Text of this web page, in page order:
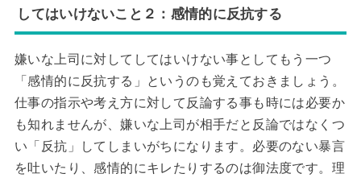
してはいけないこと２：感情的に反抗する
嫌いな上司に対してしてはいけない事としてもう一つ
「感情的に反抗する」というのも覚えておきましょう。
仕事の指示や考え方に対して反論する事も時には必要か
も知れませんが、嫌いな上司が相手だと反論ではなくつ
い「反抗」してしまいがちになります。必要のない暴言
を吐いたり、感情的にキレたりするのは御法度です。理